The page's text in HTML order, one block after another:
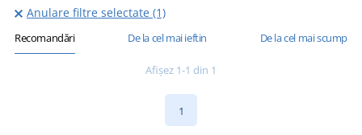
Anulare filtre selectate (1)
Recomandări De la cel mai ieftin De la cel mai scump
Afișez 1-1 din 1
1